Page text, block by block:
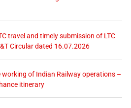
travel and timely submission of LTC
Circular dated 16.07.2026
working of Indian Railway operations –
itinerary